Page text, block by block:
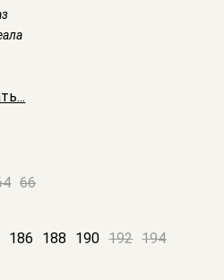
90
66
186 188 190 192 194